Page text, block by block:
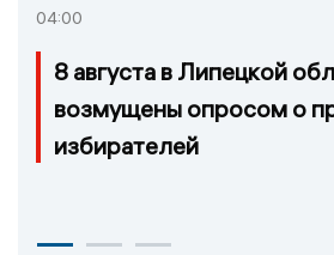
04:00
8 августа в Липецкой
возмущены опросом о
избирателей